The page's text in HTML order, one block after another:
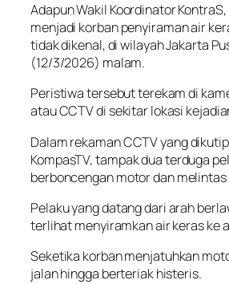
Adapun Wakil Koordinator
menjadi korban penyiraman air
tidak dikenal, di wilayah Jakarta
(12/3/2026) malam.
Peristiwa tersebut terekam di
atau CCTV di sekitar lokasi
Dalam rekaman CCTV yang
KompasTV, tampak dua terduga
berboncengan motor dan
Pelaku yang datang dari arah
terlihat menyiramkan air keras ke
Seketika korban menjatuhkan
jalan hingga berteriak histeris.